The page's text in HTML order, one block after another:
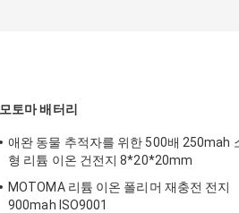
모토마 배터리
애완 동물 추적자를 위한 500배 250mah
형 리튬 이온 건전지 8*20*20mm
MOTOMA 리튬 이온 폴리머 재충전 전지
900mah ISO9001